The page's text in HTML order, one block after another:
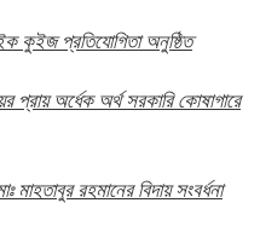
কুইজ প্রতিযোগিতা অনুষ্ঠিত
অর্ধেক অর্থ সরকারি কোষাগারে
রহমানের বিদায় সংবর্ধনা